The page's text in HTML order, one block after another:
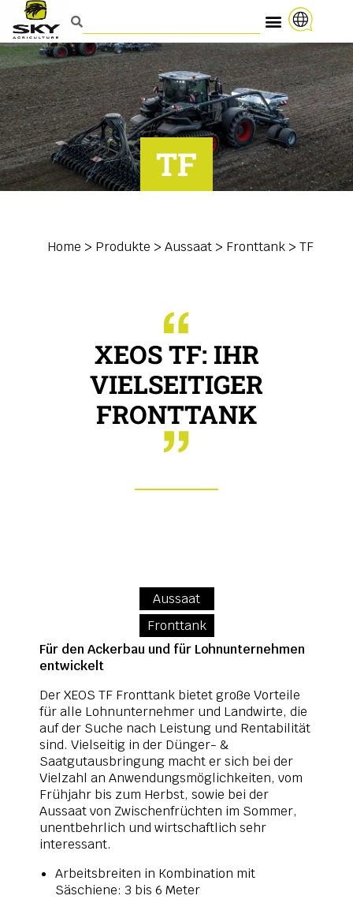
TF
Home > Produkte > Aussaat > Fronttank > TF
XEOS TF: IHR
VIELSEITIGER
FRONTTANK
Aussaat
Fronttank
Für den Ackerbau und für Lohnunternehmen
entwickelt
Der XEOS TF Fronttank bietet große Vorteile
für alle Lohnunternehmer und Landwirte, die
auf der Suche nach Leistung und Rentabilität
sind. Vielseitig in der Dünger- &
Saatgutausbringung macht er sich bei der
Vielzahl an Anwendungsmöglichkeiten, vom
Frühjahr bis zum Herbst, sowie bei der
Aussaat von Zwischenfrüchten im Sommer,
unentbehrlich und wirtschaftlich sehr
interessant.
Arbeitsbreiten in Kombination mit
Säschiene: 3 bis 6 Meter